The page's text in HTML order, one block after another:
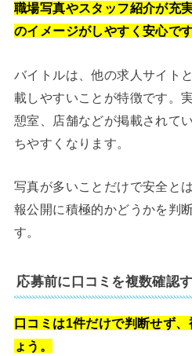
職場写真やスタッフ紹介が充
のイメージがしやすく安心です
バイトルは、他の求人サイト
載しやすいことが特徴です。
憩室、店舗などが掲載されて
ちやすくなります。
写真が多いことだけで安全と
報公開に積極的かどうかを判
す。
応募前に口コミを複数確認
口コミは1件だけで判断せず
ょう。